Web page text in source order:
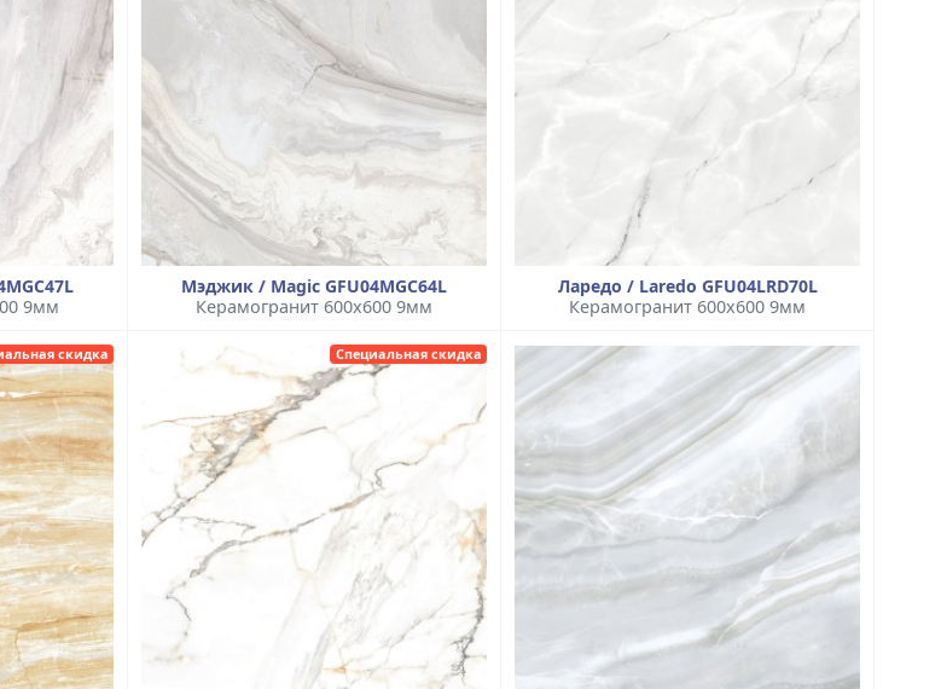
9мм
Мэджик / Magic GFU04MGC64L
Керамогранит 600x600 9мм
Ларедо / Laredo GFU04LRD70L
Керамогранит 600x600 9мм
скидка Специальная скидка